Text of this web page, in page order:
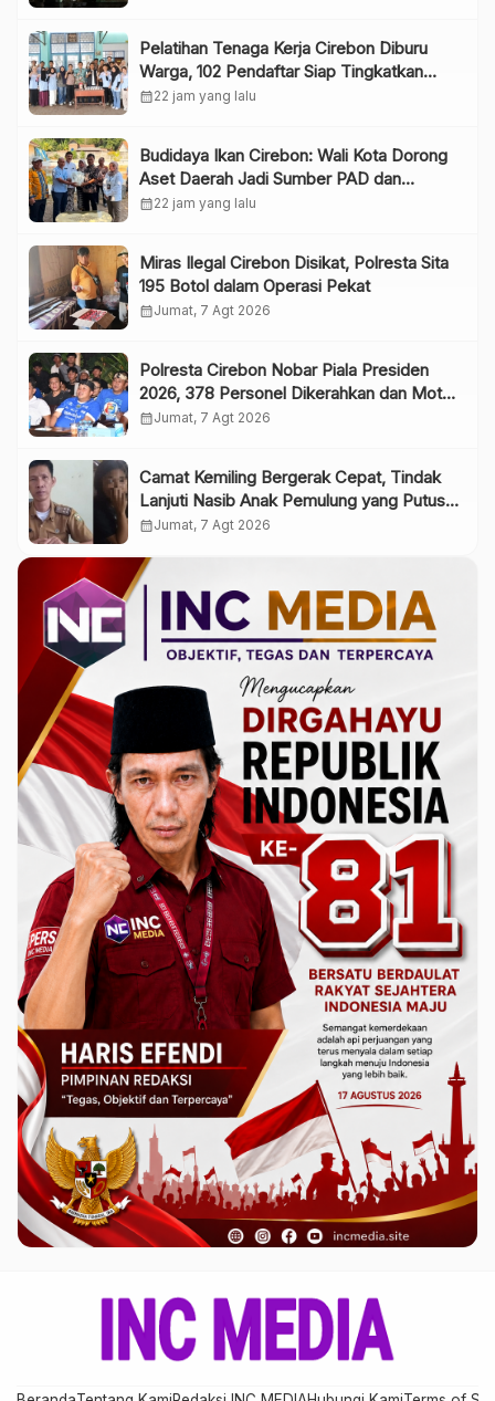
Pelatihan Tenaga Kerja Cirebon Diburu
Warga, 102 Pendaftar Siap Tingkatkan
Kompetensi
calendar_month22 jam yang lalu
Budidaya Ikan Cirebon: Wali Kota Dorong
Aset Daerah Jadi Sumber PAD dan
Dukung Penanganan Stunting
calendar_month22 jam yang lalu
Miras Ilegal Cirebon Disikat, Polresta Sita
195 Botol dalam Operasi Pekat
calendar_monthJumat, 7 Agt 2026
Polresta Cirebon Nobar Piala Presiden
2026, 378 Personel Dikerahkan dan Motor
Listrik Jadi Grand Prize
calendar_monthJumat, 7 Agt 2026
Camat Kemiling Bergerak Cepat, Tindak
Lanjuti Nasib Anak Pemulung yang Putus
Sekolah
calendar_monthJumat, 7 Agt 2026